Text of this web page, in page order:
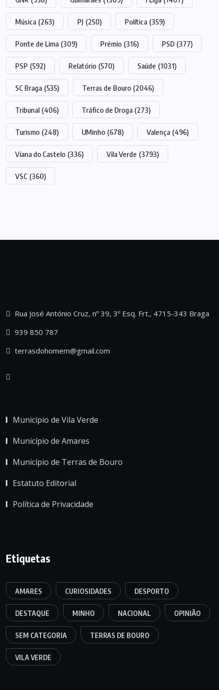
Música (263) PJ (250) Política (359)
Ponte de Lima (309) Prémio (316) PSD (377)
PSP (592) Relatório (570) Saúde (1031)
SC Braga (535) Terras de Bouro (2046)
Tribunal (406) Tráfico de Droga (273)
Turismo (248) UMinho (678) Valença (496)
Viana do Castelo (336) Vila Verde (3793)
VSC (360)
Rua José António Cruz, nº 39, 3º Esq. Frt., 4715-343 Braga
939 850 787
terrasdohomem@gmail.com
Município de Vila Verde
Município de Amares
Município de Terras de Bouro
Estatuto Editorial
Política de Privacidade
Etiquetas
AMARES CURIOSIDADES DESPORTO
DESTAQUE MINHO NACIONAL OPINIÃO
SEM CATEGORIA TERRAS DE BOURO
VILA VERDE